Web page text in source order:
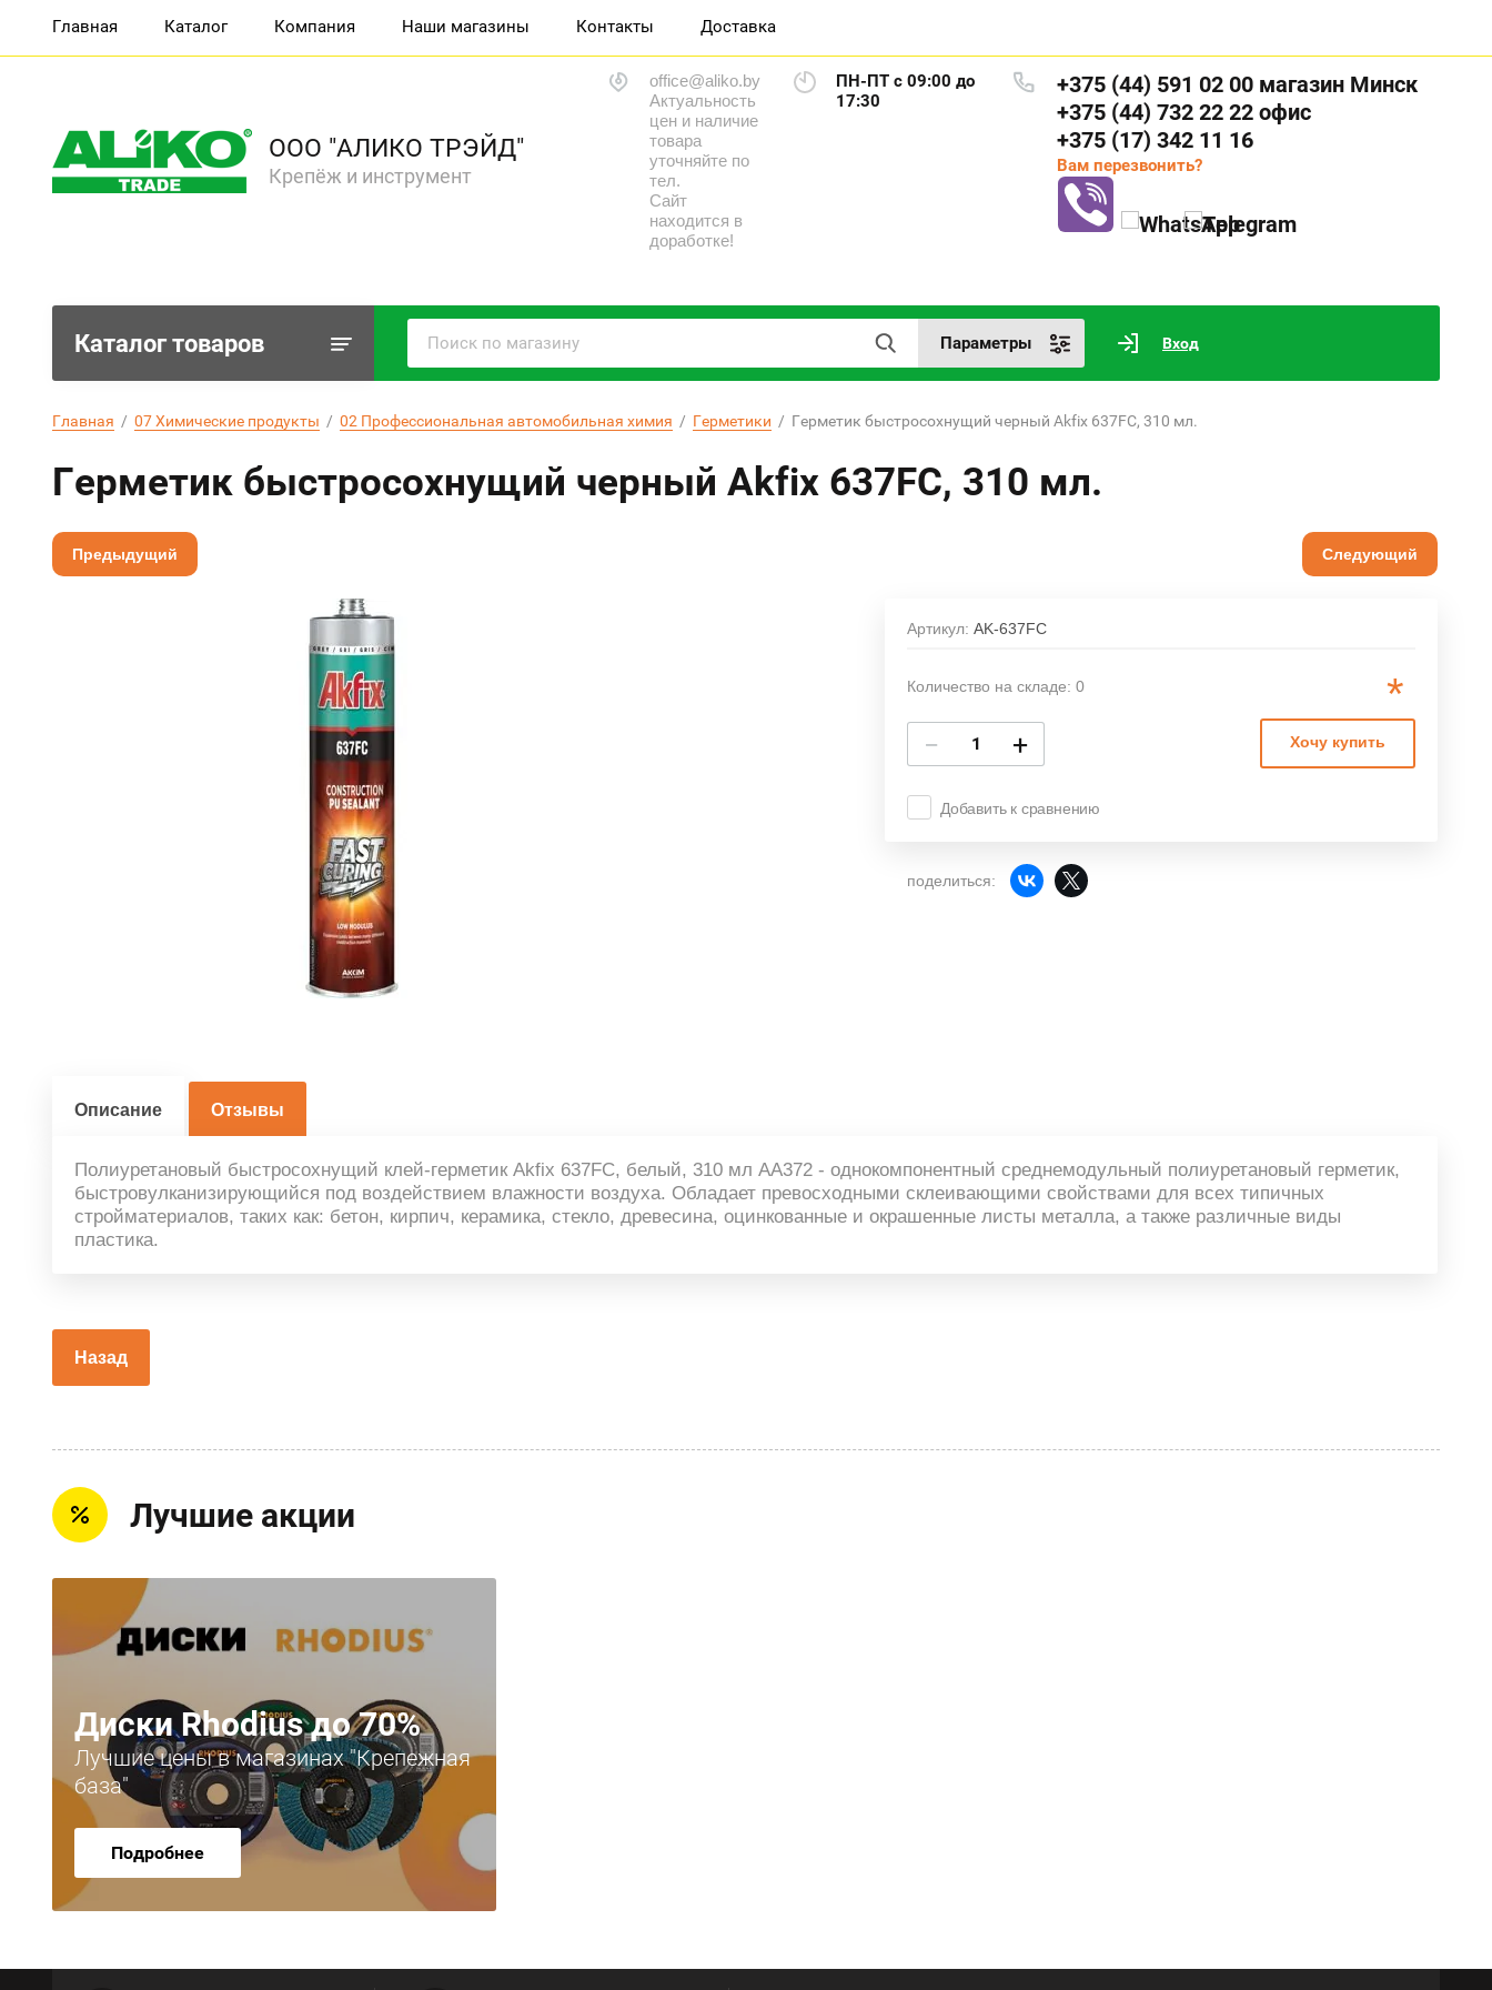
Главная Каталог Компания Наши магазины Контакты Доставка
ООО "АЛИКО ТРЭЙД"
Крепёж и инструмент
office@aliko.by
Актуальность
цен и наличие
товара
уточняйте по
тел.
Сайт
находится в
доработке!
ПН-ПТ с 09:00 до
17:30
+375 (44) 591 02 00 магазин Минск
+375 (44) 732 22 22 офис
+375 (17) 342 11 16
Вам перезвонить?
Каталог товаров Параметры Вход
Главная
  /
07 Химические продукты
  /
02 Профессиональная автомобильная химия
  /
Герметики
  /  Герметик быстросохнущий черный Akfix 637FC, 310 мл.
Герметик быстросохнущий черный Akfix 637FC, 310 мл.
Предыдущий Следующий
Артикул: AK-637FC
Количество на складе: 0 *
− + Хочу купить
Добавить к сравнению
поделиться:
Описание Отзывы
Полиуретановый быстросохнущий клей-герметик Akfix 637FC, белый, 310 мл AA372 - однокомпонентный среднемодульный полиуретановый герметик,
быстровулканизирующийся под воздействием влажности воздуха. Обладает превосходными склеивающими свойствами для всех типичных
стройматериалов, таких как: бетон, кирпич, керамика, стекло, древесина, оцинкованные и окрашенные листы металла, а также различные виды
пластика.
Назад
Лучшие акции
Диски Rhodius до 70%
Лучшие цены в магазинах "Крепежная
база"
Подробнее